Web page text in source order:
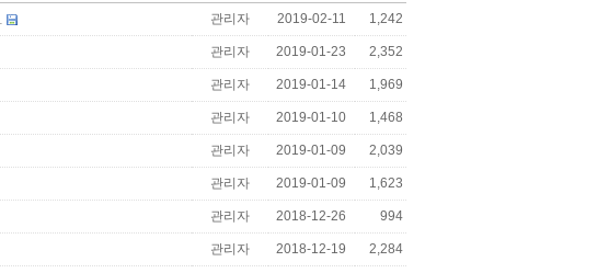
관리자 2019-02-11 1,242
관리자 2019-01-23 2,352
관리자 2019-01-14 1,969
관리자 2019-01-10 1,468
관리자 2019-01-09 2,039
관리자 2019-01-09 1,623
관리자 2018-12-26 994
관리자 2018-12-19 2,284